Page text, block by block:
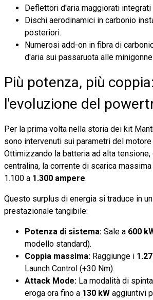
Deflettori d'aria maggiorati
Dischi aerodinamici in carbonio
posteriori.
Numerosi add-on in fibra di
d'aria sui passaruota alle
Più potenza, più coppia:
l'evoluzione del
Per la prima volta nella storia dei kit
sono intervenuti sui parametri del
Ottimizzando la batteria ad alta
centralina, la corrente di scarica
1.100 a 1.300 ampere.
Questo surplus di energia si traduce in
prestazionale tangibile:
Potenza di sistema: Sale a 600
modello standard).
Coppia massima: Raggiunge i
Launch Control (+30 Nm).
Attack Mode: La modalità di
eroga ora fino a 130 kW aggiuntivi